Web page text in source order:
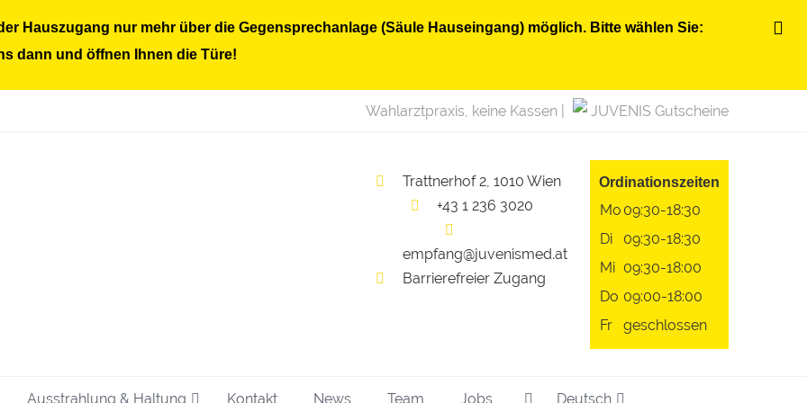
Wahlarztpraxis, keine Kassen | JUVENIS Gutscheine
Ordinationszeiten
Mo 09:30-18:30
Di
09:30-18:30
Mi 09:30-18:00
Do 09:00-18:00
Fr
geschlossen
Trattnerhof 2, 1010 Wien
+43 1 236 3020
empfang@juvenismed.at
Barrierefreier Zugang
Ausstrahlung & Haltung Kontakt News Team Jobs Deutsch
Hauszugang nur mehr über die Gegensprechanlage (Säule Hauseingang) möglich. Bitte wählen Sie:
dann und öffnen Ihnen die Türe!